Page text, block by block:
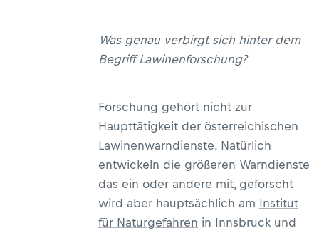
Was genau verbirgt sich hinter dem
Begriff Lawinenforschung?
Forschung gehört nicht zur
Haupttätigkeit der österreichischen
Lawinenwarndienste. Natürlich
entwickeln die größeren Warndienste
das ein oder andere mit, geforscht
wird aber hauptsächlich am Institut
für Naturgefahren in Innsbruck und